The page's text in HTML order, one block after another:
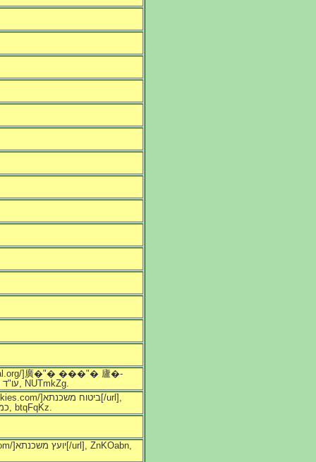
����[/url], esoGqWD, http://movidasocial.org/ עו"ד נדל"ן תל-אביב, NUTmkZg.
cbSvRCh, http://theringoftherockies.com/ כמה עולה ביטוח משכנתא, btqFqKz.